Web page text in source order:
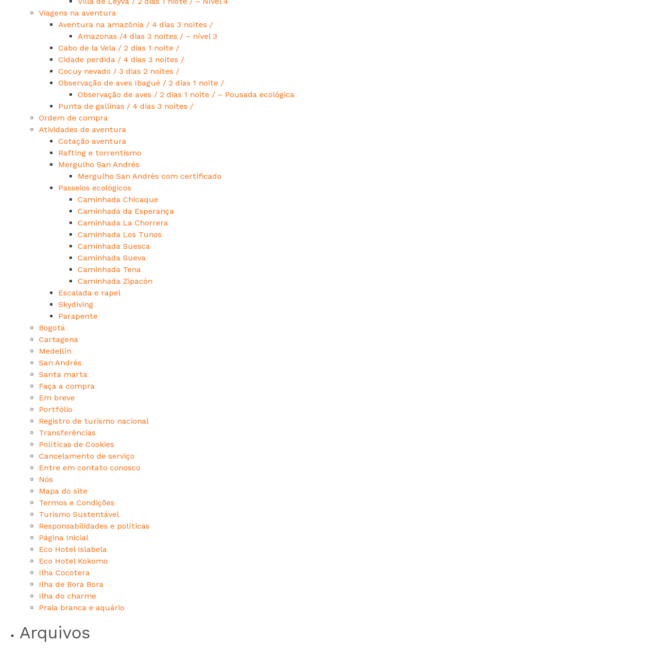
Viagens na aventura
Aventura na amazônia / 4 dias 3 noites /
Amazonas /4 dias 3 noites / – nível 3
Cabo de la Vela / 2 dias 1 noite /
Cidade perdida / 4 dias 3 noites /
Cocuy nevado / 3 dias 2 noites /
Observação de aves Ibagué / 2 dias 1 noite /
Observação de aves / 2 dias 1 noite / – Pousada ecológica
Punta de gallinas / 4 dias 3 noites /
Ordem de compra
Atividades de aventura
Cotação aventura
Rafting e torrentismo
Mergulho San Andrés
Mergulho San Andrés com certificado
Passeios ecológicos
Caminhada Chicaque
Caminhada da Esperança
Caminhada La Chorrera
Caminhada Los Tunos
Caminhada Suesca
Caminhada Sueva
Caminhada Tena
Caminhada Zipacón
Escalada e rapel
Skydiving
Parapente
Bogotá
Cartagena
Medellín
San Andrés
Santa marta
Faça a compra
Em breve
Portfólio
Registro de turismo nacional
Transferências
Políticas de Cookies
Cancelamento de serviço
Entre em contato conosco
Nós
Mapa do site
Termos e Condições
Turismo Sustentável
Responsabilidades e políticas
Página Inicial
Eco Hotel Islabela
Eco Hotel Kokomo
Ilha Cocotera
Ilha de Bora Bora
Ilha do charme
Praia branca e aquário
Arquivos